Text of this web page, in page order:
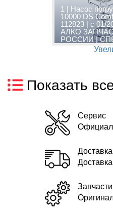
1 | Насос
10000 DS
112823 | с 01/
АЛКО
РОССИИ |
Показать
Сервис
Доставка
Запчасти